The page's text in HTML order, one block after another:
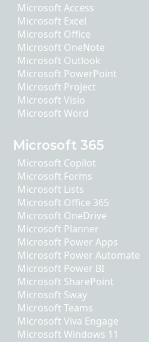
Microsoft Access
Microsoft Excel
Microsoft Office
Microsoft OneNote
Microsoft Outlook
Microsoft PowerPoint
Microsoft Project
Microsoft Visio
Microsoft Word
Microsoft 365
Microsoft Copilot
Microsoft Forms
Microsoft Lists
Microsoft Office 365
Microsoft OneDrive
Microsoft Planner
Microsoft Power Apps
Microsoft Power Automate
Microsoft Power BI
Microsoft SharePoint
Microsoft Sway
Microsoft Teams
Microsoft Viva Engage
Microsoft Windows 11